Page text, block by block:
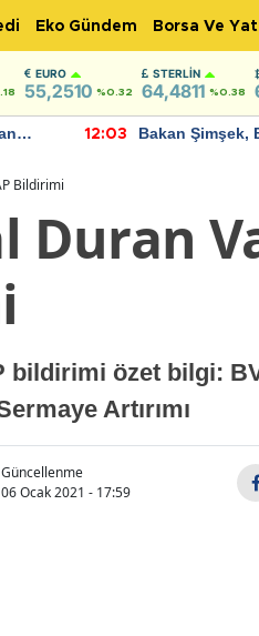
Eko Gündem Borsa Ve
EURO
55,2510 %0.32
STERLIN
64,4811 %0.38
12:03
Bakan Şimşek,
Bildirimi
Duran
bildirimi özet bilgi:
Artırımı
Güncellenme
06 Ocak 2021 - 17:59